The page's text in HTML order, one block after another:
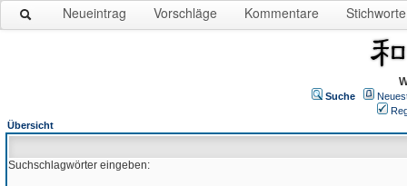
Neueintrag Vorschläge Kommentare Stichworte
Suche
Übersicht
Suchschlagwörter eingeben: